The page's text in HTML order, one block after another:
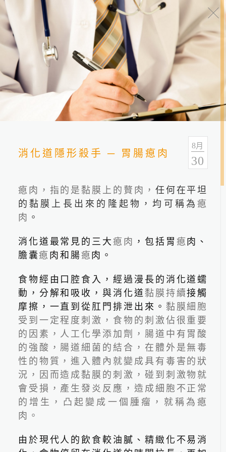
線上預約
健康報報
分類 全部 健康情報 友善連結
2026.06.24
最新國人十大死因公布！吳
鴻誠院長：看懂健檢盲點
消化道隱形殺手 ─ 胃腸瘜肉
8月
30
瘜肉，指的是黏膜上的贅肉， 任何在平坦
的黏膜上長出來的隆起物，均可稱為瘜
肉 。
消化道最常見的三大瘜肉 ，包括胃 瘜 肉、
膽囊瘜 肉和腸瘜 肉。
食物經由口腔食入，經過漫長的消化道蠕
動，分解和吸收，與消化道黏膜持續接觸
摩擦，一直到從肛門排泄出來。 黏膜細胞
受到一定程度刺激，食物的刺激佔很重要
的因素，人工化學添加劑，腸道中有胃酸
的強酸，腸道細菌的結合，在體外是無毒
性的物質，進入體內就變成具有毒害的狀
況，因而造成黏膜的刺激，碰到刺激物就
會受損，產生發炎反應，造成細胞不正常
的增生，凸起變成一個腫瘤，就稱為瘜
肉。
由於現代人的飲食較油膩、精緻化不易消